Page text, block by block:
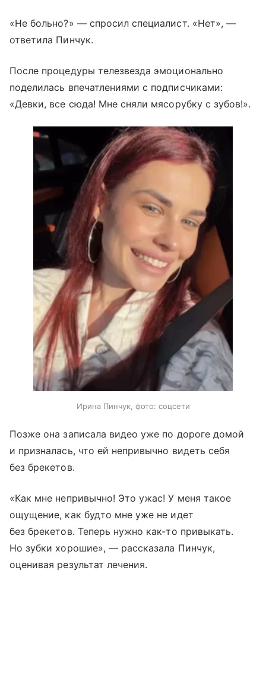
«Не больно?» — спросил специалист. «Нет», —
ответила Пинчук.
После процедуры телезвезда эмоционально
поделилась впечатлениями с подписчиками:
«Девки, все сюда! Мне сняли мясорубку с зубов!».
Ирина Пинчук, фото: соцсети
Позже она записала видео уже по дороге домой
и призналась, что ей непривычно видеть себя
без брекетов.
«Как мне непривычно! Это ужас! У меня такое
ощущение, как будто мне уже не идет
без брекетов. Теперь нужно как-то привыкать.
Но зубки хорошие», — рассказала Пинчук,
оценивая результат лечения.